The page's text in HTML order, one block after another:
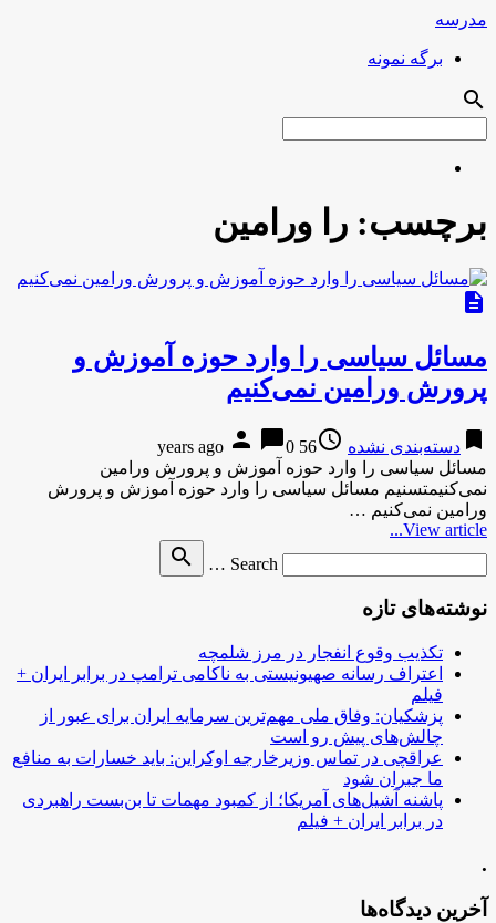
مدرسه
برگه نمونه
search
برچسب: را ورامین
description
مسائل سیاسی را وارد حوزه آموزش و
پرورش ورامین نمی‌کنیم
bookmark دسته‌بندی نشده access_time
56 years ago
person chat_bubble0
مسائل سیاسی را وارد حوزه آموزش و پرورش ورامین
نمی‌کنیمتسنیم مسائل سیاسی را وارد حوزه آموزش و پرورش
ورامین نمی‌کنیم …
View article...
Search …
search
نوشته‌های تازه
تکذیب وقوع انفجار در مرز شلمچه
اعتراف رسانه صهیونیستی به ناکامی ترامپ در برابر ایران +
فیلم
پزشکیان: وفاق ملی مهم‌ترین سرمایه ایران برای عبور از
چالش‌های پیش رو است
عراقچی در تماس وزیرخارجه اوکراین: باید خسارات به منافع
ما جبران شود
پاشنه آشیل‌های آمریکا؛ از کمبود مهمات تا بن‌بست راهبردی
در برابر ایران + فیلم
.
آخرین دیدگاه‌ها